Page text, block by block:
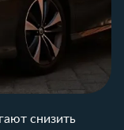
снизить